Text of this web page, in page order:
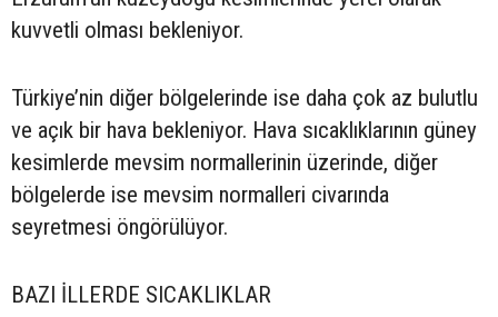
kuvvetli olması bekleniyor.
Türkiye’nin diğer bölgelerinde ise daha çok az bulutlu
ve açık bir hava bekleniyor. Hava sıcaklıklarının güney
kesimlerde mevsim normallerinin üzerinde, diğer
bölgelerde ise mevsim normalleri civarında
seyretmesi öngörülüyor.
BAZI İLLERDE SICAKLIKLAR